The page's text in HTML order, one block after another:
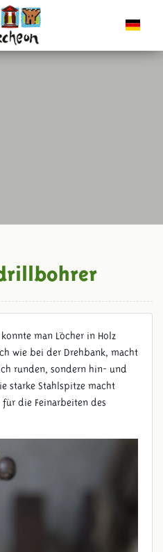
man Löcher in Holz
wie bei der Drehbank, macht
runden, sondern hin- und
starke Stahlspitze macht
die Feinarbeiten des